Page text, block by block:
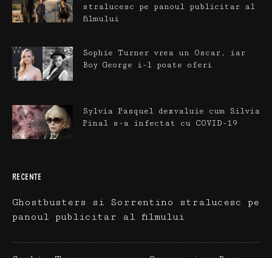
stralucesc pe panoul publicitar al
filmului
Sophie Turner vrea un Oscar, iar
Boy George i-l poate oferi
Sylvia Pasquel dezvaluie cum Silvia
Pinal s-a infectat cu COVID-19
RECENTE
Ghostbusters si Sorrentino stralucesc pe
panoul publicitar al filmului